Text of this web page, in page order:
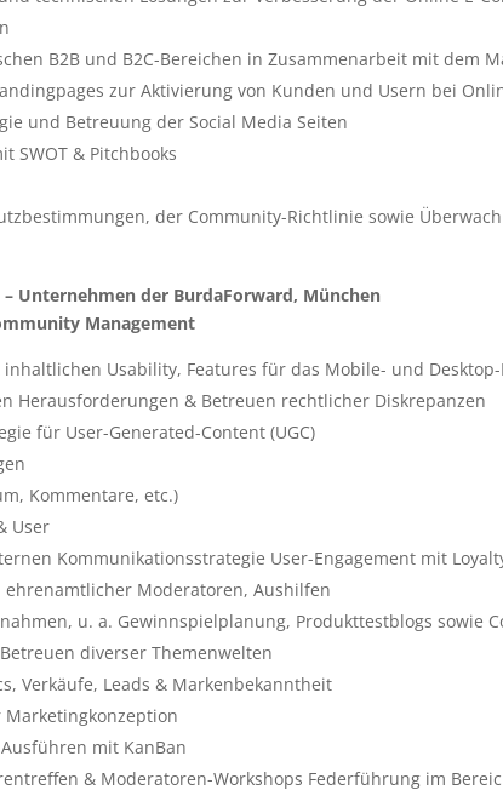
B2B und B2C-Bereichen in Zusammenarbeit mit dem
zur Aktivierung von Kunden und Usern bei
und Betreuung der Social Media Seiten
SWOT & Pitchbooks
der Community-Richtlinie sowie
– Unternehmen der BurdaForward, München
Management
Usability, Features für das Mobile- und
Herausforderungen & Betreuen rechtlicher Diskrepanzen
für User-Generated-Content (UGC)
Kommentare, etc.)
User
Kommunikationsstrategie User-Engagement mit
Moderatoren, Aushilfen
u. a. Gewinnspielplanung, Produkttestblogs sowie
diverser Themenwelten
Verkäufe, Leads & Markenbekanntheit
mit KanBan
& Moderatoren-Workshops Federführung im